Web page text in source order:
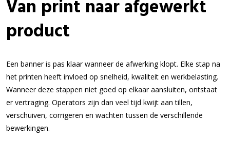
Van print naar afgewerkt
product
Een banner is pas klaar wanneer de afwerking klopt. Elke stap na
het printen heeft invloed op snelheid, kwaliteit en werkbelasting.
Wanneer deze stappen niet goed op elkaar aansluiten, ontstaat
er vertraging. Operators zijn dan veel tijd kwijt aan tillen,
verschuiven, corrigeren en wachten tussen de verschillende
bewerkingen.